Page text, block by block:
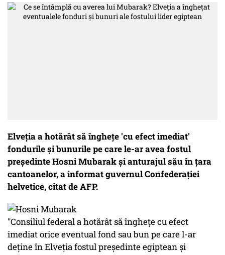
Elveţia a hotărât să îngheţe 'cu efect imediat'
fondurile şi bunurile pe care le-ar avea fostul
preşedinte Hosni Mubarak şi anturajul său în ţara
cantoanelor, a informat guvernul Confederaţiei
helvetice, citat de AFP.
"Consiliul federal a hotărât să îngheţe cu efect
imediat orice eventual fond sau bun pe care l-ar
deţine în Elveţia fostul preşedinte egiptean şi